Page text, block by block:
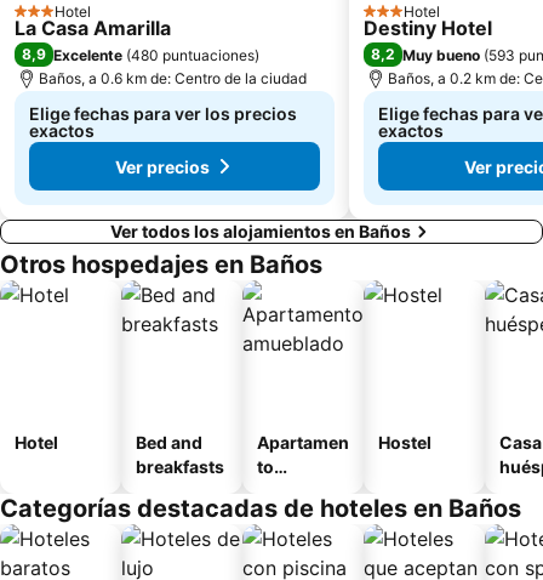
3 Estrellas
Hotel
La Casa Amarilla
8,9 Excelente (480 puntuaciones)
Baños, a 0.6 km de: Centro de la ciudad
Elige fechas para ver los precios
exactos
Ver precios
3 Estrellas
Hotel
Destiny Hotel
8,2 Muy bueno (593
Baños, a 0.2 km de:
Elige fechas para
exactos
Ver
Ver todos los alojamientos en Baños
Otros hospedajes en Baños
Hotel
Bed and
breakfasts
Apartamen
to
o
Hostel
Categorías destacadas de hoteles en Baños